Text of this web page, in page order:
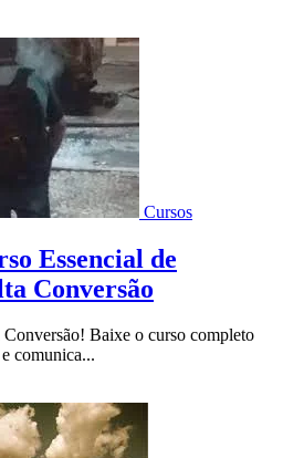
Cursos
Essencial de
Conversão
Baixe o curso completo
comunica...